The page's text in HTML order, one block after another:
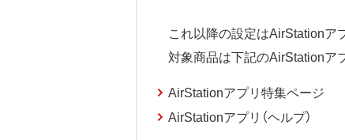
これ以降の設定はAirStationア
対象商品は下記のAirStationア
AirStationアプリ特集ページ
AirStationアプリ（ヘルプ）